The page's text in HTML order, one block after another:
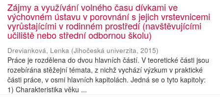
Zájmy a využívání volného času dívkami ve
výchovném ústavu v porovnání s jejich vrstevnicemi
vyrůstajícími v rodinném prostředí (navštěvujícími
učiliště nebo střední odbornou školu)
Drevianková, Lenka (Jihočeská univerzita, 2015)
Práce je rozdělena do dvou hlavních částí. V teoretické části jsou
rozebírána stěžejní témata, z nichž vychází výzkum v praktické
části práce, v osmi hlavních kapitolách. Jedná se o tyto kapitoly:
1) Charakteristika věku ...